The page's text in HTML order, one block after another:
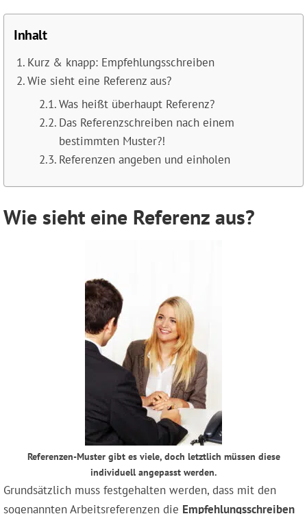
Inhalt
Kurz & knapp: Empfehlungsschreiben
Wie sieht eine Referenz aus?
Was heißt überhaupt Referenz?
Das Referenzschreiben nach einem
bestimmten Muster?!
Referenzen angeben und einholen
Wie sieht eine Referenz aus?
Referenzen-Muster gibt es viele, doch letztlich müssen diese
individuell angepasst werden.
Grundsätzlich muss festgehalten werden, dass mit den
sogenannten Arbeitsreferenzen die Empfehlungsschreiben